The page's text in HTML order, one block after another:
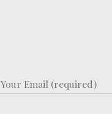
Your Email (required)